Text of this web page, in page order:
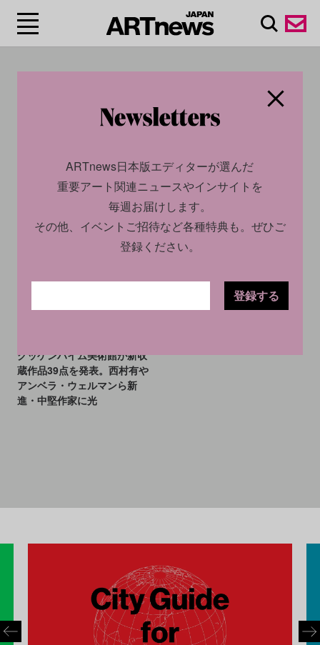
#アンベラ・ウェルマ
ン/Ambera Wellmann
CULTURE NEWS
グッゲンハイム美術館が新収
蔵作品39点を発表。西村有や
アンベラ・ウェルマンら新
進・中堅作家に光
ARTnews日本版エディターが選んだ
重要アート関連ニュースやインサイトを
毎週お届けします。
その他、イベントご招待など各種特典も。ぜひご
登録ください。
登録する